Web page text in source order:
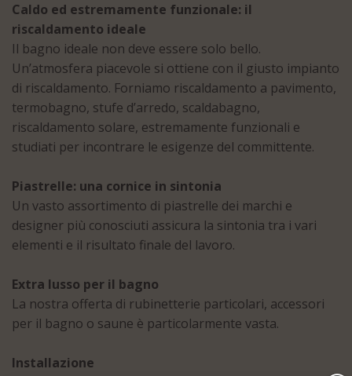
Caldo ed estremamente funzionale: il
riscaldamento ideale
Il bagno ideale non deve essere solo bello.
Un’atmosfera piacevole si ottiene con il giusto impianto
di riscaldamento. Forniamo riscaldamento a pavimento,
termobagno, stufe d’arredo, scaldabagno,
riscaldamento solare, estremamente funzionali e
studiati per incontrare le esigenze del committente.
Piastrelle: una cornice in sintonia
Un vasto assortimento di piastrelle dei marchi e
designer più conosciuti assicura la sintonia tra i vari
elementi e il risultato finale del lavoro.
Extra lusso per il bagno
La nostra offerta di rubinetterie particolari, accessori
per il bagno o saune è particolarmente vasta.
Installazione